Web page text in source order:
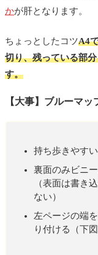
かが肝となります。
ちょっとしたコツA4
切り、残っている部
す。
【大事】ブルーマ
持ち歩きやす
裏面のみビニ
（表面は書き
ない）
左ページの端
り付ける（下図